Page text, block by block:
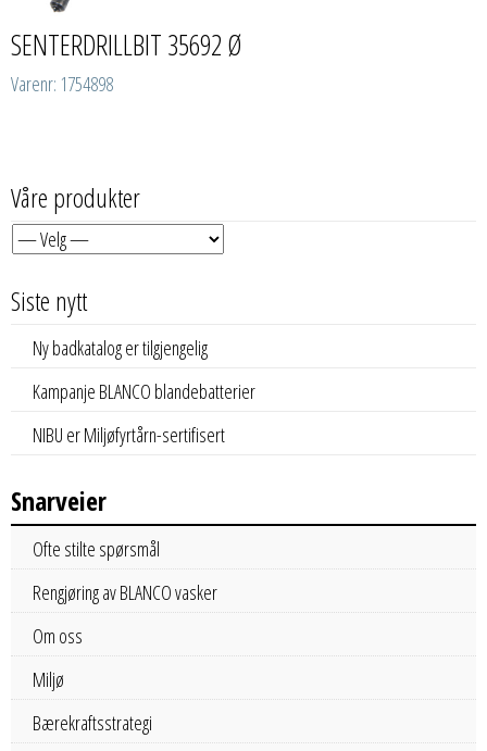
SENTERDRILLBIT 35692 Ø
Varenr: 1754898
Våre produkter
Siste nytt
Ny badkatalog er tilgjengelig
Kampanje BLANCO blandebatterier
NIBU er Miljøfyrtårn-sertifisert
Snarveier
Ofte stilte spørsmål
Rengjøring av BLANCO vasker
Om oss
Miljø
Bærekraftsstrategi